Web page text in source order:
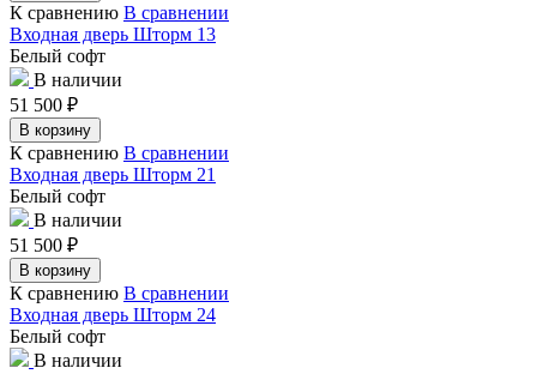
К сравнению В сравнении
Входная дверь Шторм 13
Белый софт
В наличии
51 500 ₽
В корзину
К сравнению В сравнении
Входная дверь Шторм 21
Белый софт
В наличии
51 500 ₽
В корзину
К сравнению В сравнении
Входная дверь Шторм 24
Белый софт
В наличии